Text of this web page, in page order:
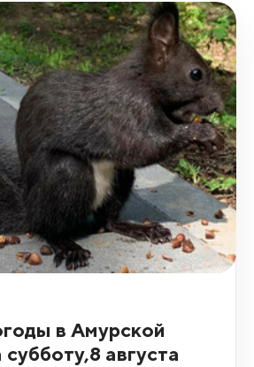
в Амурской
августа